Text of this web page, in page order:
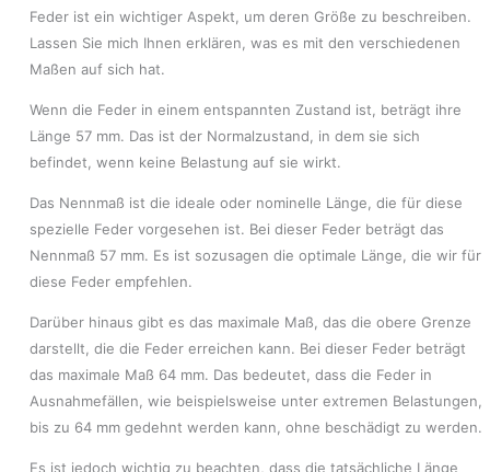
Feder ist ein wichtiger Aspekt, um deren Größe zu beschreiben.
Lassen Sie mich Ihnen erklären, was es mit den verschiedenen
Maßen auf sich hat.
Wenn die Feder in einem entspannten Zustand ist, beträgt ihre
Länge 57 mm. Das ist der Normalzustand, in dem sie sich
befindet, wenn keine Belastung auf sie wirkt.
Das Nennmaß ist die ideale oder nominelle Länge, die für diese
spezielle Feder vorgesehen ist. Bei dieser Feder beträgt das
Nennmaß 57 mm. Es ist sozusagen die optimale Länge, die wir für
diese Feder empfehlen.
Darüber hinaus gibt es das maximale Maß, das die obere Grenze
darstellt, die die Feder erreichen kann. Bei dieser Feder beträgt
das maximale Maß 64 mm. Das bedeutet, dass die Feder in
Ausnahmefällen, wie beispielsweise unter extremen Belastungen,
bis zu 64 mm gedehnt werden kann, ohne beschädigt zu werden.
Es ist jedoch wichtig zu beachten, dass die tatsächliche Länge